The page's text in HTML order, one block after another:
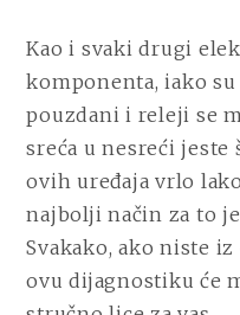
Kao i svaki drugi
komponenta, iako
pouzdani i releji se
sreća u nesreći jeste
ovih uređaja vrlo
najbolji način za to
Svakako, ako niste
ovu dijagnostiku će